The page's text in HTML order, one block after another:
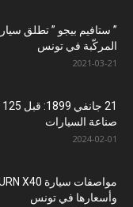
المركّبة في تونس
2021-03-21
صناعة السيارات
2024-02-01
وأسعارها في تونس